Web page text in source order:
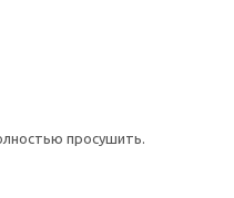
просушить.